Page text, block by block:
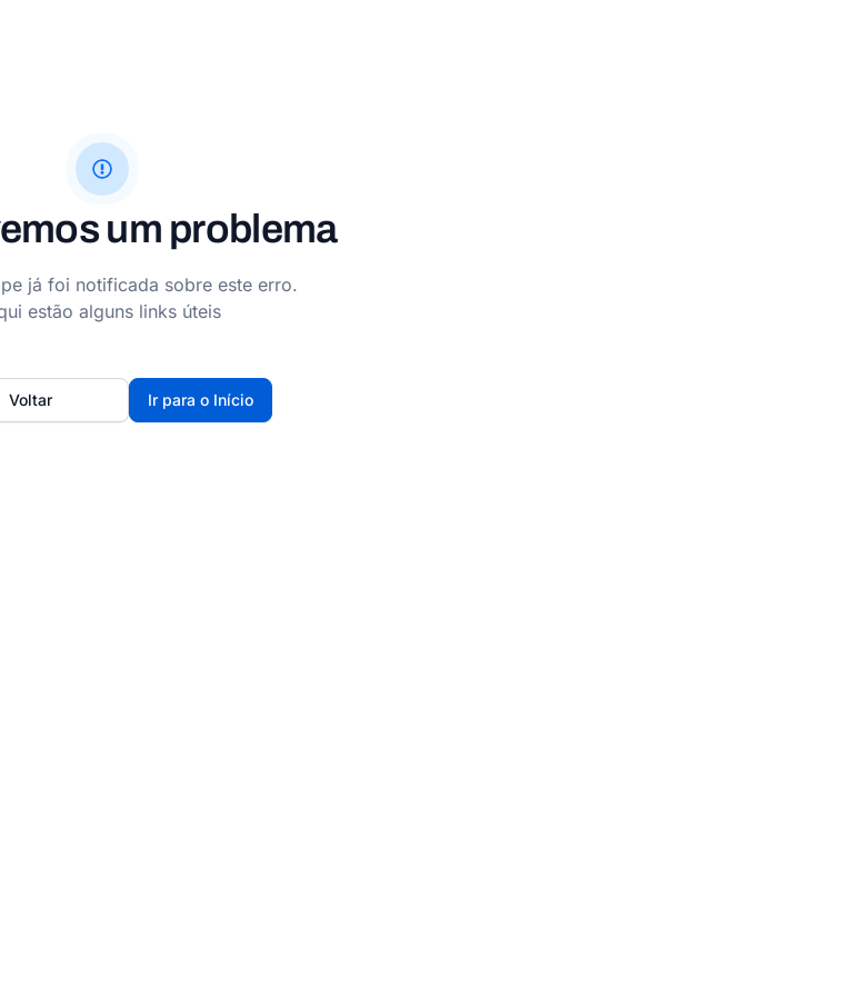
um problema
já foi notificada sobre este erro.
estão alguns links úteis
Ir para o Início
Voltar